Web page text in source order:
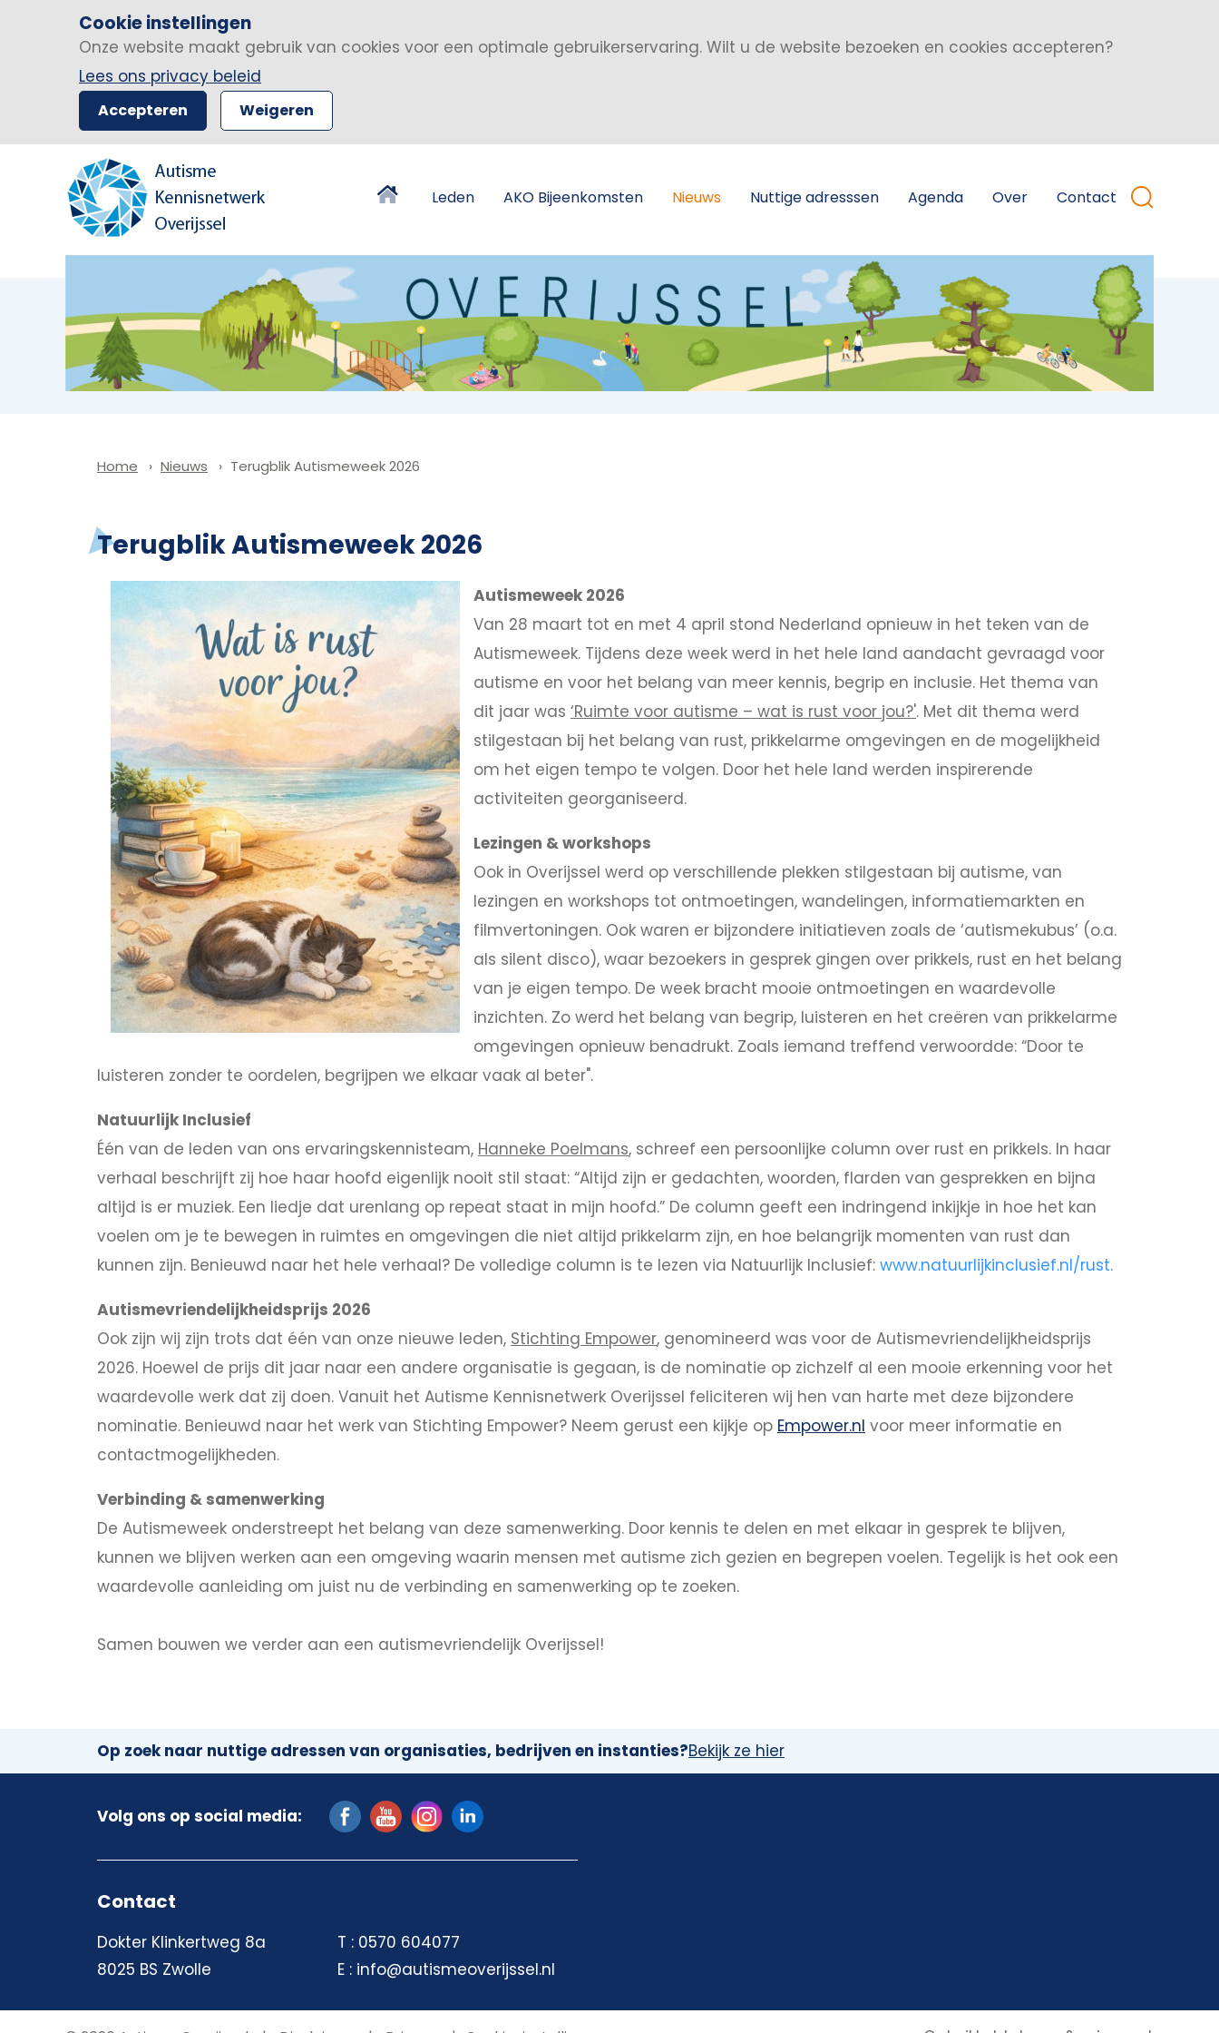
Cookie instellingen
Onze website maakt gebruik van cookies voor een optimale gebruikerservaring. Wilt u de website bezoeken en cookies accepteren?
Lees ons privacy beleid
Accepteren Weigeren
Leden AKO Bijeenkomsten Nieuws Nuttige adresssen Agenda Over Contact
Home Nieuws Terugblik Autismeweek 2026
Terugblik Autismeweek 2026
Autismeweek 2026
Van 28 maart tot en met 4 april stond Nederland opnieuw in het teken van de
Autismeweek. Tijdens deze week werd in het hele land aandacht gevraagd voor
autisme en voor het belang van meer kennis, begrip en inclusie. Het thema van
dit jaar was ‘Ruimte voor autisme – wat is rust voor jou?'. Met dit thema werd
stilgestaan bij het belang van rust, prikkelarme omgevingen en de mogelijkheid
om het eigen tempo te volgen. Door het hele land werden inspirerende
activiteiten georganiseerd.
Lezingen & workshops
Ook in Overijssel werd op verschillende plekken stilgestaan bij autisme, van
lezingen en workshops tot ontmoetingen, wandelingen, informatiemarkten en
filmvertoningen. Ook waren er bijzondere initiatieven zoals de ‘autismekubus’ (o.a.
als silent disco), waar bezoekers in gesprek gingen over prikkels, rust en het belang
van je eigen tempo. De week bracht mooie ontmoetingen en waardevolle
inzichten. Zo werd het belang van begrip, luisteren en het creëren van prikkelarme
omgevingen opnieuw benadrukt. Zoals iemand treffend verwoordde: “Door te
luisteren zonder te oordelen, begrijpen we elkaar vaak al beter".
Natuurlijk Inclusief
Één van de leden van ons ervaringskennisteam, Hanneke Poelmans, schreef een persoonlijke column over rust en prikkels. In haar
verhaal beschrijft zij hoe haar hoofd eigenlijk nooit stil staat: “Altijd zijn er gedachten, woorden, flarden van gesprekken en bijna
altijd is er muziek. Een liedje dat urenlang op repeat staat in mijn hoofd.” De column geeft een indringend inkijkje in hoe het kan
voelen om je te bewegen in ruimtes en omgevingen die niet altijd prikkelarm zijn, en hoe belangrijk momenten van rust dan
kunnen zijn. Benieuwd naar het hele verhaal? De volledige column is te lezen via Natuurlijk Inclusief: www.natuurlijkinclusief.nl/rust.
Autismevriendelijkheidsprijs 2026
Ook zijn wij zijn trots dat één van onze nieuwe leden, Stichting Empower, genomineerd was voor de Autismevriendelijkheidsprijs
2026. Hoewel de prijs dit jaar naar een andere organisatie is gegaan, is de nominatie op zichzelf al een mooie erkenning voor het
waardevolle werk dat zij doen. Vanuit het Autisme Kennisnetwerk Overijssel feliciteren wij hen van harte met deze bijzondere
nominatie. Benieuwd naar het werk van Stichting Empower? Neem gerust een kijkje op Empower.nl voor meer informatie en
contactmogelijkheden.
Verbinding & samenwerking
De Autismeweek onderstreept het belang van deze samenwerking. Door kennis te delen en met elkaar in gesprek te blijven,
kunnen we blijven werken aan een omgeving waarin mensen met autisme zich gezien en begrepen voelen. Tegelijk is het ook een
waardevolle aanleiding om juist nu de verbinding en samenwerking op te zoeken.
Samen bouwen we verder aan een autismevriendelijk Overijssel!
Op zoek naar nuttige adressen van organisaties, bedrijven en instanties?Bekijk ze hier
Volg ons op social media:
Contact
Dokter Klinkertweg 8a
8025 BS Zwolle
T : 0570 604077
E : info@autismeoverijssel.nl